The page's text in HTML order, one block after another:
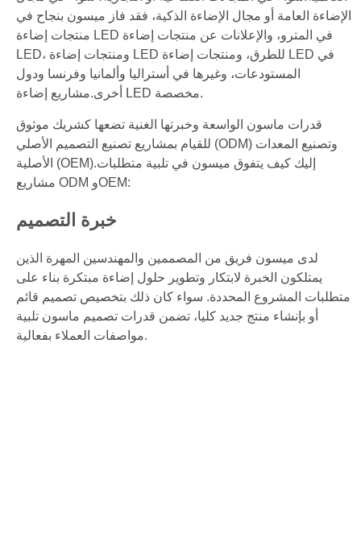
الإضاءة العامة أو مجال الإضاءة الذكية، فقد فاز ميسون بنجاح في
منتجات إضاءة LED في المترو، والإعلانات عن منتجات إضاءة
LED، ومنتجات إضاءة LED للطرق، ومنتجات إضاءة LED في
المستودعات، وغيرها في أستراليا وألمانيا وفرنسا ودول
أخرى.
مشاريع إضاءة LED مخصصة.
قدرات ماسون الواسعة وخبرتها الغنية تضعها كشريك موثوق
للقيام بمشاريع تصنيع التصميم الأصلي (ODM) وتصنيع المعدات
الأصلية (OEM).إليك كيف يتفوق ميسون في تلبية متطلبات
مشاريع ODM وOEM:
خبرة التصميم
لدى ميسون فريق من المصممين والمهندسين المهرة الذين
يمتلكون الخبرة لابتكار وتطوير حلول إضاءة مبتكرة بناء على
متطلبات المشروع المحددة. سواء كان ذلك بتخصيص تصميم قائم
أو بإنشاء منتج جديد كليا، تضمن قدرات تصميم ماسون تلبية
مواصفات العملاء بفعالية.